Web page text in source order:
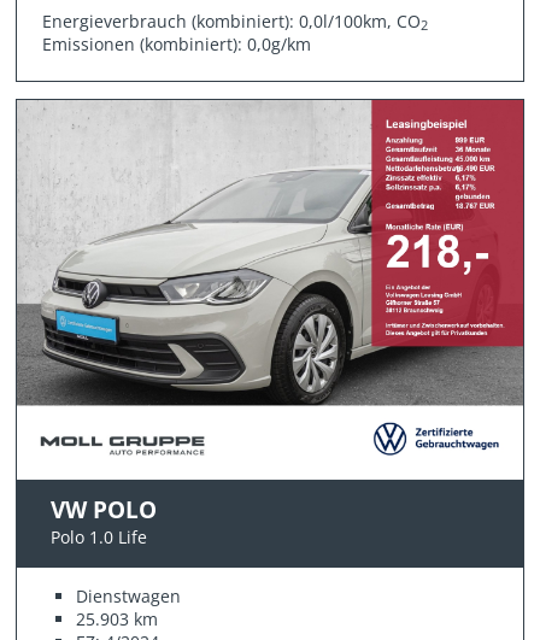
Energieverbrauch (kombiniert): 0,0l/100km, CO2
Emissionen (kombiniert): 0,0g/km
VW POLO
Polo 1.0 Life
Dienstwagen
25.903 km